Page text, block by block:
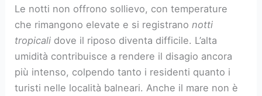
Le notti non offrono sollievo, con temperature
che rimangono elevate e si registranonotti
tropicali dove il riposo diventa difficile. L’alta
umidità contribuisce a rendere il disagio ancora
più intenso, colpendo tanto i residenti quanto i
turisti nelle località balneari. Anche il mare non è